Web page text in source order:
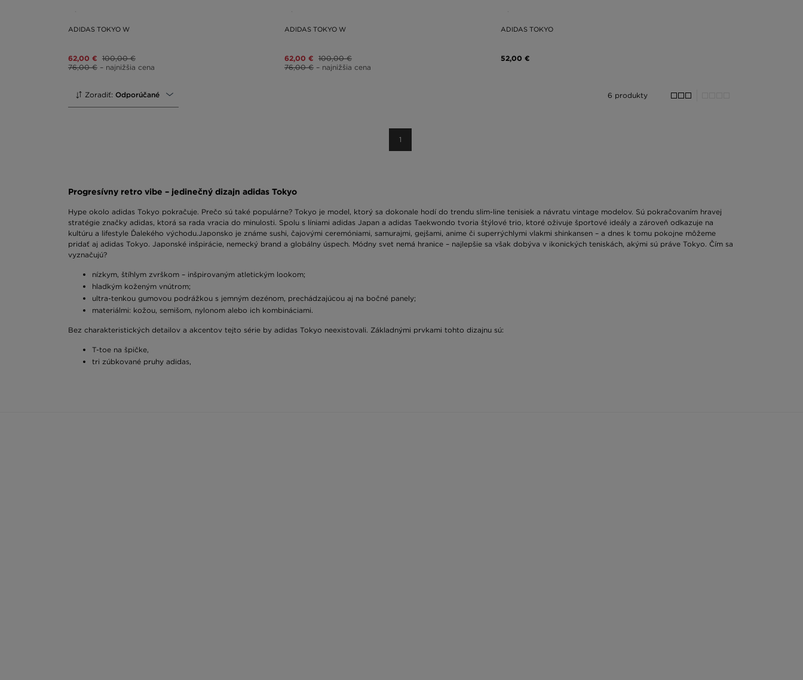
ADIDAS TOKYO W
62,00 € 100,00 €
76,00 € – najnižšia cena
ADIDAS TOKYO W
62,00 € 100,00 €
76,00 € – najnižšia cena
ADIDAS TOKYO
52,00 €
Zoradiť: Odporúčané 6 produkty
1
Progresívny retro vibe – jedinečný dizajn adidas Tokyo
Hype okolo adidas Tokyo pokračuje. Prečo sú také populárne? Tokyo je model, ktorý sa dokonale hodí do trendu slim-line tenisiek a návratu vintage modelov. Sú pokračovaním hravej
stratégie značky adidas, ktorá sa rada vracia do minulosti. Spolu s líniami adidas Japan a adidas Taekwondo tvoria štýlové trio, ktoré oživuje športové ideály a zároveň odkazuje na
kultúru a lifestyle Ďalekého východu.Japonsko je známe sushi, čajovými ceremóniami, samurajmi, gejšami, anime či superrýchlymi vlakmi shinkansen – a dnes k tomu pokojne môžeme
pridať aj adidas Tokyo. Japonské inšpirácie, nemecký brand a globálny úspech. Módny svet nemá hranice – najlepšie sa však dobýva v ikonických teniskách, akými sú práve Tokyo. Čím sa
vyznačujú?
nízkym, štíhlym zvrškom – inšpirovaným atletickým lookom;
hladkým koženým vnútrom;
ultra-tenkou gumovou podrážkou s jemným dezénom, prechádzajúcou aj na bočné panely;
materiálmi: kožou, semišom, nylonom alebo ich kombináciami.
Bez charakteristických detailov a akcentov tejto série by adidas Tokyo neexistovali. Základnými prvkami tohto dizajnu sú:
T-toe na špičke,
tri zúbkované pruhy adidas,